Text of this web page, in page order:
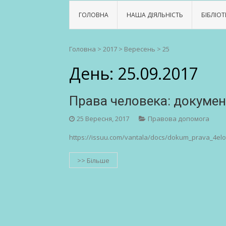
ГОЛОВНА НАША ДІЯЛЬНІСТЬ
Головна > 2017 > Вересень > 25
День: 25.09.2017
Права человека:
25 Вересня, 2017 Правова допомога
https://issuu.com/vantala/docs/
>> Більше